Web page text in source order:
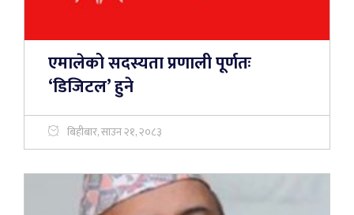
एमालेको सदस्यता प्रणाली पूर्णतः
‘डिजिटल’ हुने
बिहीबार, साउन २१, २०८३